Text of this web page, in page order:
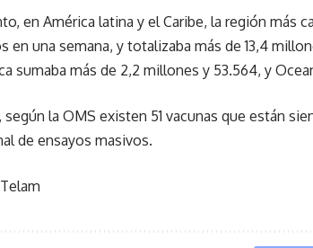
en América latina y el Caribe, la región más
en una semana, y totalizaba más de 13,4
sumaba más de 2,2 millones y 53.564, y
según la OMS existen 51 vacunas que están
de ensayos masivos.